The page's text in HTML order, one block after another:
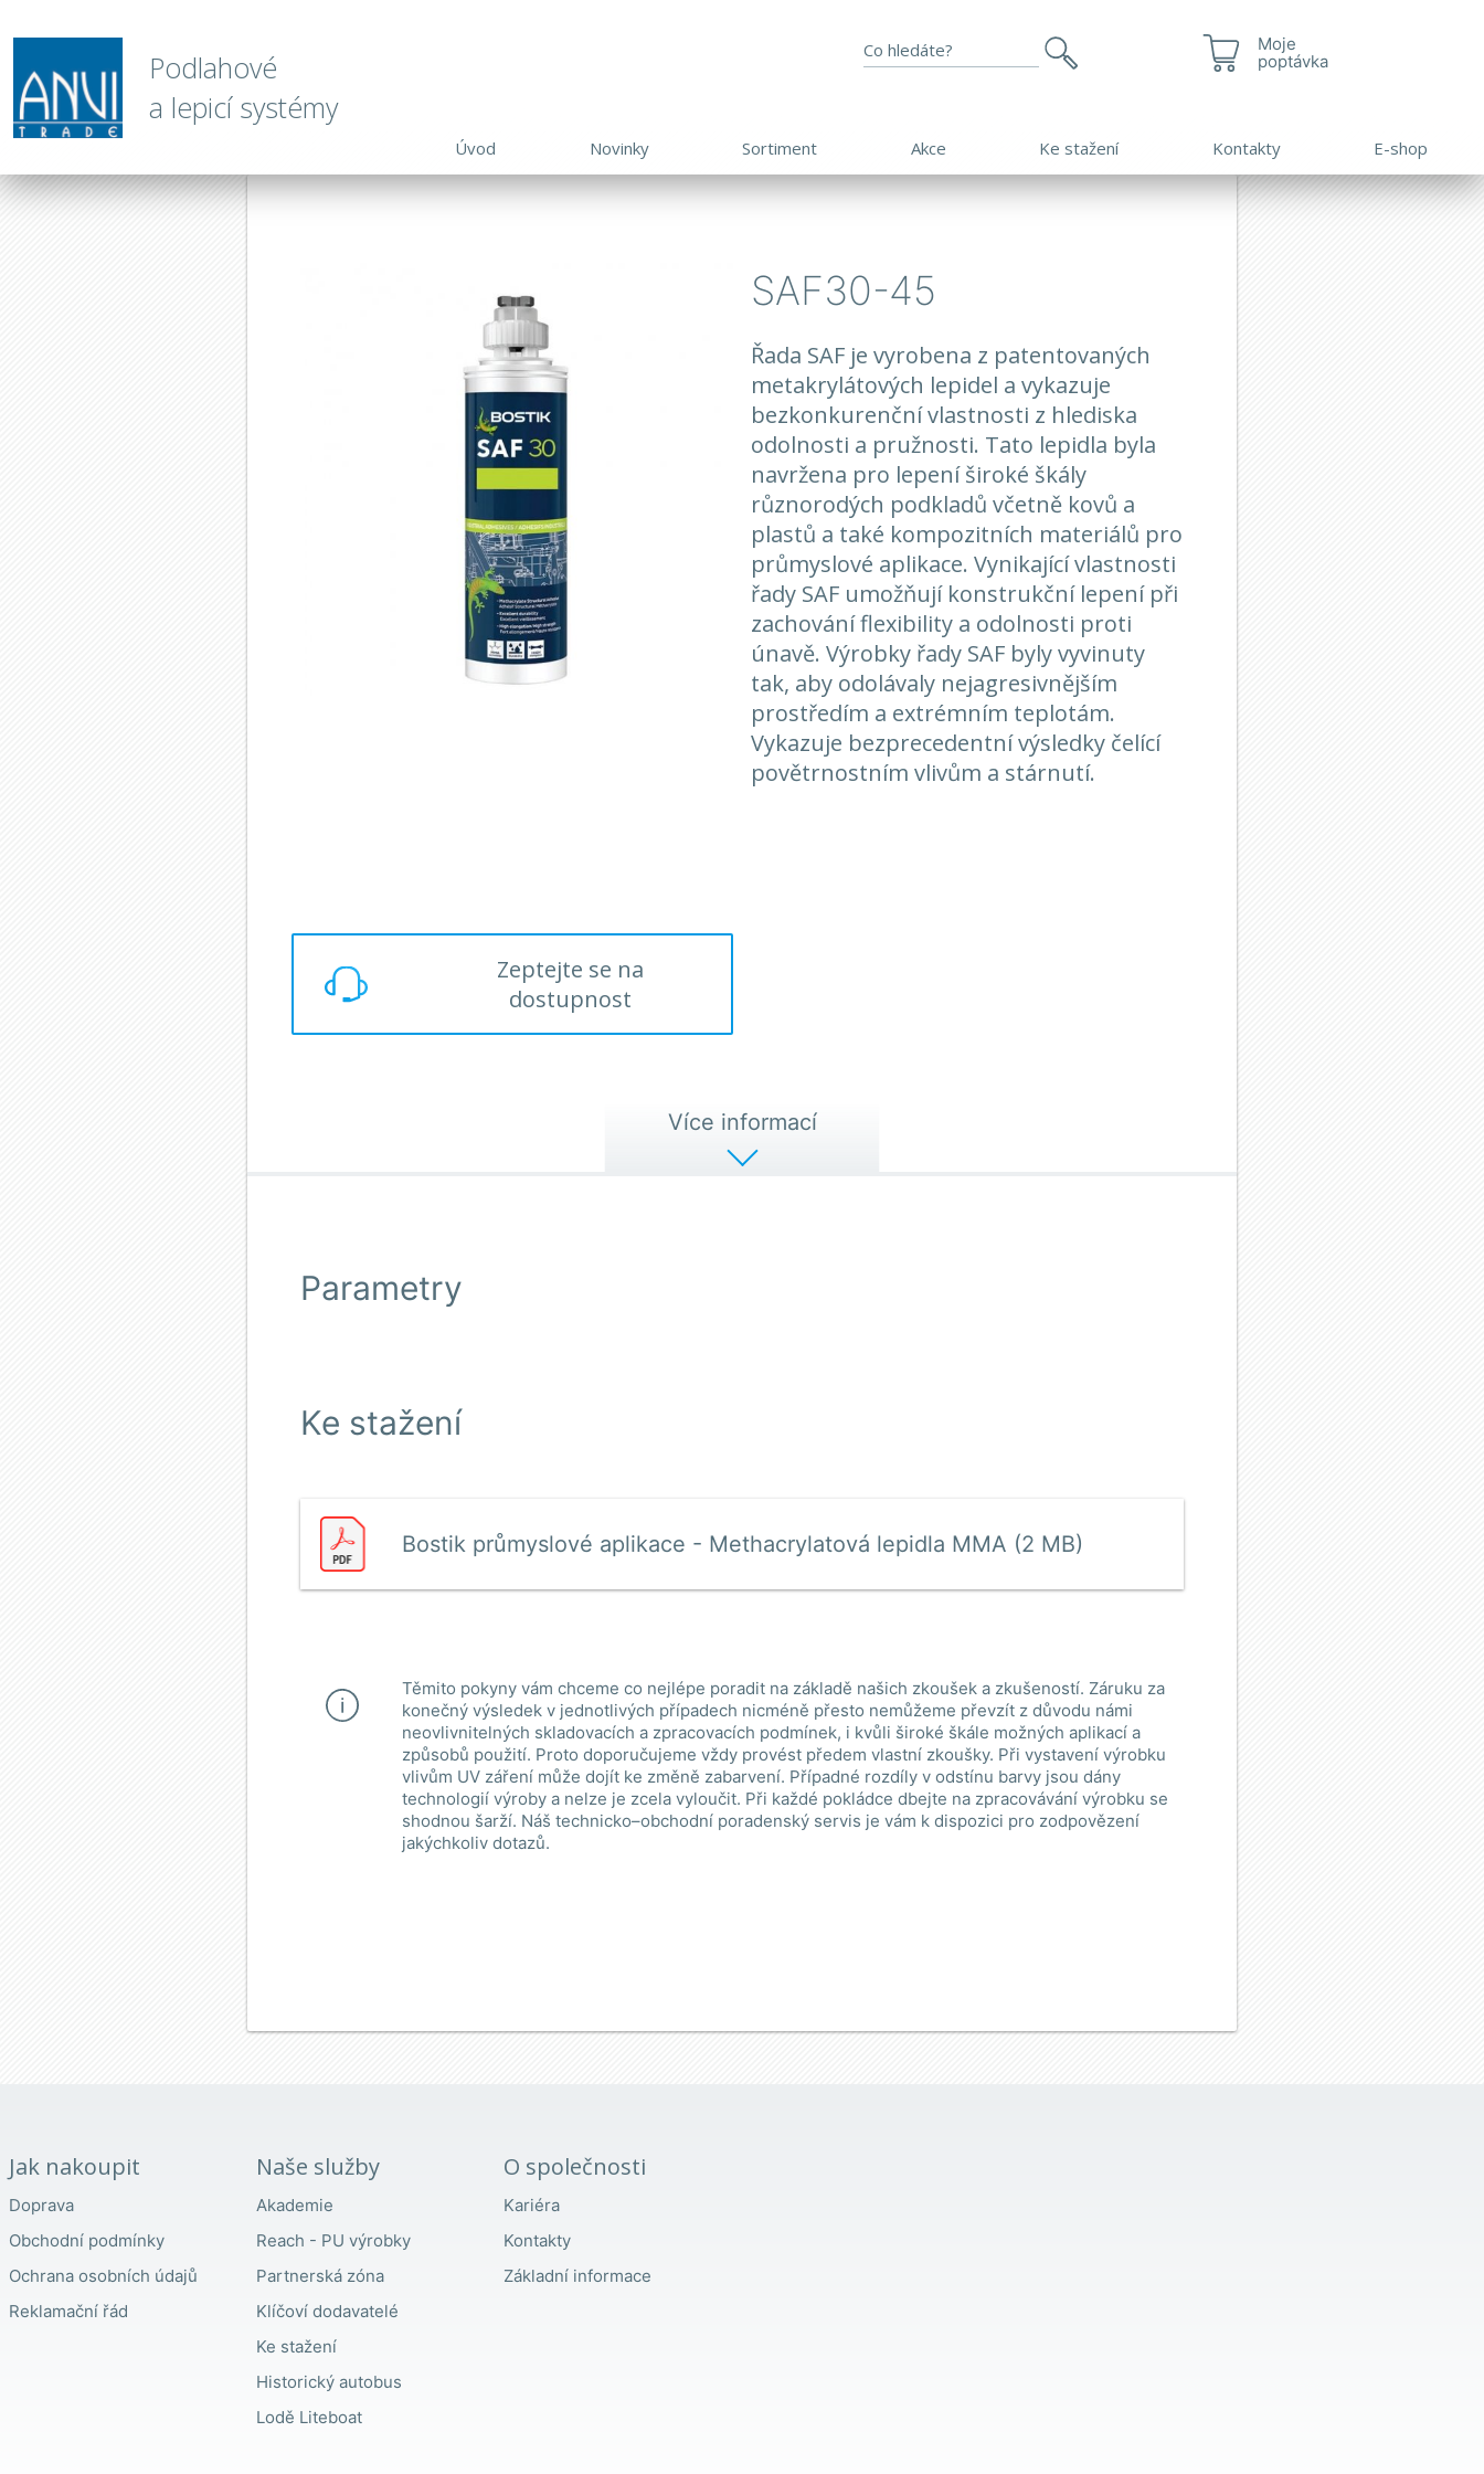
Podlahové
a lepicí systémy
Moje
poptávka
Úvod Novinky Sortiment Akce Ke stažení Kontakty E-shop
SAF30-45
​Řada SAF je vyrobena z patentovaných
metakrylátových lepidel a vykazuje
bezkonkurenční vlastnosti z hlediska
odolnosti a pružnosti. Tato lepidla byla
navržena pro lepení široké škály
různorodých podkladů včetně kovů a
plastů a také kompozitních materiálů pro
průmyslové aplikace. Vynikající vlastnosti
řady SAF umožňují konstrukční lepení při
zachování flexibility a odolnosti proti
únavě. Výrobky řady SAF byly vyvinuty
tak, aby odolávaly nejagresivnějším
prostředím a extrémním teplotám.
Vykazuje bezprecedentní výsledky čelící
povětrnostním vlivům a stárnutí.
Zeptejte se na
dostupnost
Více informací
Parametry
Ke stažení
Bostik průmyslové aplikace - Methacrylatová lepidla MMA (2 MB)
Těmito pokyny vám chceme co nejlépe poradit na základě našich zkoušek a zkušeností. Záruku za
konečný výsledek v jednotlivých případech nicméně přesto nemůžeme převzít z důvodu námi
neovlivnitelných skladovacích a zpracovacích podmínek, i kvůli široké škále možných aplikací a
způsobů použití. Proto doporučujeme vždy provést předem vlastní zkoušky. Při vystavení výrobku
vlivům UV záření může dojít ke změně zabarvení. Případné rozdíly v odstínu barvy jsou dány
technologií výroby a nelze je zcela vyloučit. Při každé pokládce dbejte na zpracovávání výrobku se
shodnou šarží. Náš technicko–obchodní poradenský servis je vám k dispozici pro zodpovězení
jakýchkoliv dotazů.
Jak nakoupit
Doprava
Obchodní podmínky
Ochrana osobních údajů
Reklamační řád
Naše služby
Akademie
Reach - PU výrobky
Partnerská zóna
Klíčoví dodavatelé
Ke stažení
Historický autobus
Lodě Liteboat
O společnosti
Kariéra
Kontakty
Základní informace